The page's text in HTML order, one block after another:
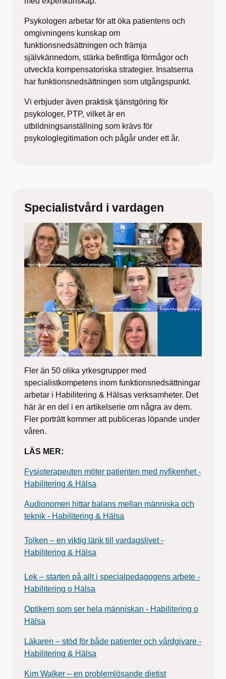
Psykologen arbetar för att öka patientens och
omgivningens kunskap om
funktionsnedsättningen och främja
självkännedom, stärka befintliga förmågor och
utveckla kompensatoriska strategier. Insatserna
har funktionsnedsättningen som utgångspunkt.
Vi erbjuder även praktisk tjänstgöring för
psykologer, PTP, vilket är en
utbildningsanställning som krävs för
psykologlegitimation och pågår under ett år.
Specialistvård i vardagen
Fler än 50 olika yrkesgrupper med
specialistkompetens inom funktionsnedsättningar
arbetar i Habilitering & Hälsas verksamheter. Det
här är en del i en artikelserie om några av dem.
Fler porträtt kommer att publiceras löpande under
våren.
LÄS MER:
Fysioterapeuten möter patienten med nyfikenhet -
Habilitering & Hälsa
Audionomen hittar balans mellan människa och
teknik - Habilitering & Hälsa
Tolken – en viktig länk till vardagslivet -
Habilitering & Hälsa
Lek – starten på allt i specialpedagogens arbete -
Habilitering o Hälsa
Optikern som ser hela människan - Habilitering o
Hälsa
Läkaren – stöd för både patienter och vårdgivare -
Habilitering & Hälsa
Kim Walker – en problemlösande dietist